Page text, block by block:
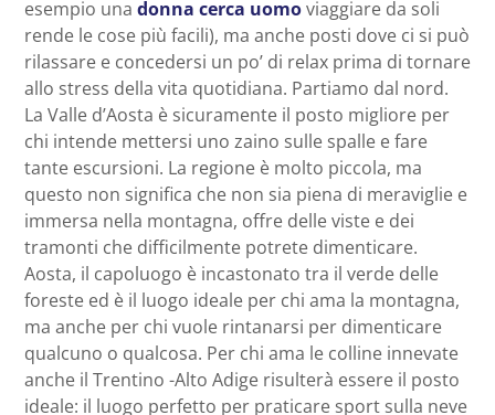
esempio una donna cerca uomoviaggiare da soli
rende le cose più facili), ma anche posti dove ci si può
rilassare e concedersi un po’ di relax prima di tornare
allo stress della vita quotidiana. Partiamo dal nord.
La Valle d’Aosta è sicuramente il posto migliore per
chi intende mettersi uno zaino sulle spalle e fare
tante escursioni. La regione è molto piccola, ma
questo non significa che non sia piena di meraviglie e
immersa nella montagna, offre delle viste e dei
tramonti che difficilmente potrete dimenticare.
Aosta, il capoluogo è incastonato tra il verde delle
foreste ed è il luogo ideale per chi ama la montagna,
ma anche per chi vuole rintanarsi per dimenticare
qualcuno o qualcosa. Per chi ama le colline innevate
anche il Trentino -Alto Adige risulterà essere il posto
ideale: il luogo perfetto per praticare sport sulla neve